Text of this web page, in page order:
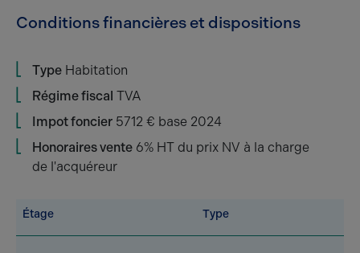
Conditions financières et dispositions
Type Habitation
Régime fiscal TVA
Impot foncier 5712 € base 2024
Honoraires vente 6% HT du prix NV à la charge
de l'acquéreur
Étage Type